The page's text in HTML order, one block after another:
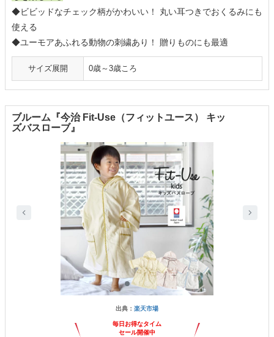
◆ビビッドなチェック柄がかわいい！ 丸い耳つきでおくるみにも
使える
◆ユーモアあふれる動物の刺繍あり！ 贈りものにも最適
サイズ展開 0歳～3歳ころ
ブルーム『今治 Fit-Use（フィットユース） キッ
ズバスローブ』
出典： 楽天市場
毎日お得なタイム
セール開催中